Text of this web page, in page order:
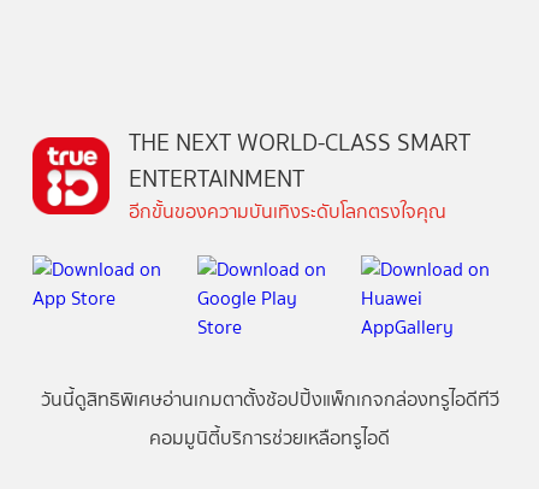
THE NEXT WORLD-CLASS SMART
ENTERTAINMENT
อีกขั้นของความบันเทิงระดับโลกตรงใจคุณ
วันนี้ดูสิทธิพิเศษอ่านเกมตาตั้งช้อปปิ้งแพ็กเกจกล่องทรูไอดีทีวี
คอมมูนิตี้บริการช่วยเหลือทรูไอดี